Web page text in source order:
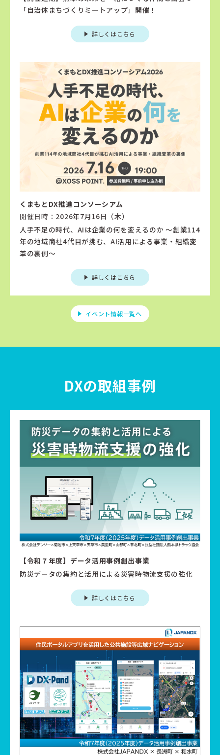
「自治体まちづくりミートアップ」開催！
詳しくはこちら
くまもとDX推進コンソーシアム
開催日時：2026年7月16日（木）
人手不足の時代、AIは企業の何を変えるのか 〜創業114
年の地域商社4代目が挑む、AI活用による事業・組織変
革の裏側〜
詳しくはこちら
イベント情報一覧へ
DXの取組事例
【令和７年度】データ活用事例創出事業
防災データの集約と活用による災害時物流支援の強化
詳しくはこちら